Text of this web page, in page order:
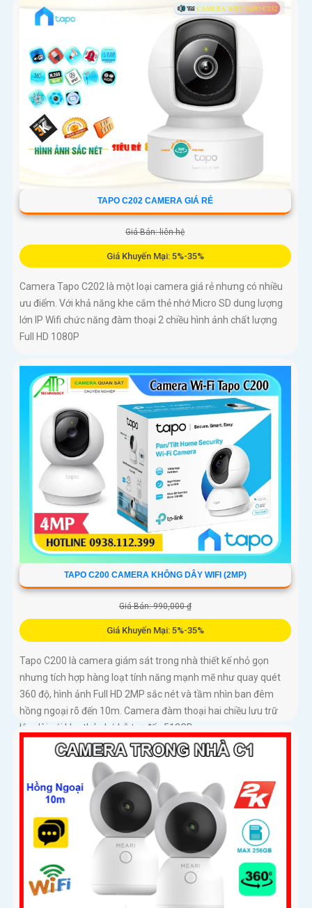
TAPO C202 CAMERA GIÁ RẺ
Giá Bán: liên hệ
Giá Khuyến Mại: 5%-35%
Camera Tapo C202 là một loại camera giá rẻ nhưng có nhiều
ưu điểm. Với khả năng khe cắm thẻ nhớ Micro SD dung lượng
lớn IP Wifi chức năng đàm thoại 2 chiều hình ảnh chất lượng
Full HD 1080P
TAPO C200 CAMERA KHÔNG DÂY WIFI (2MP)
Giá Bán: 990,000 ₫
Giá Khuyến Mại: 5%-35%
Tapo C200 là camera giám sát trong nhà thiết kế nhỏ gọn
nhưng tích hợp hàng loạt tính năng mạnh mẽ như quay quét
360 độ, hình ảnh Full HD 2MP sắc nét và tầm nhìn ban đêm
hồng ngoại rõ đến 10m. Camera đàm thoại hai chiều lưu trữ
lâu dài với khe thẻ nhớ hỗ trợ đến 512GB